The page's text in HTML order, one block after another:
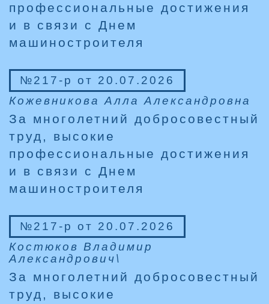
профессиональные достижения
и в связи с Днем
машиностроителя
№217-р от 20.07.2026
Кожевникова Алла Александровна
За многолетний добросовестный
труд, высокие
профессиональные достижения
и в связи с Днем
машиностроителя
№217-р от 20.07.2026
Костюков Владимир
Александрович\
За многолетний добросовестный
труд, высокие